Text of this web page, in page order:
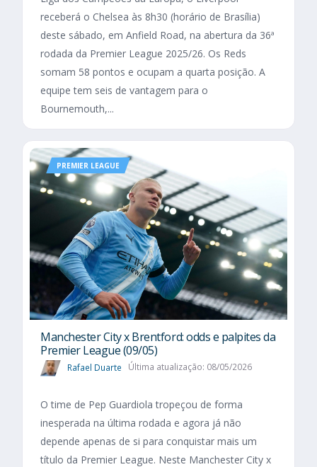
receberá o Chelsea às 8h30 (horário de Brasília)
deste sábado, em Anfield Road, na abertura da 36ª
rodada da Premier League 2025/26. Os Reds
somam 58 pontos e ocupam a quarta posição. A
equipe tem seis de vantagem para o
Bournemouth,...
PREMIER LEAGUE
Manchester City x Brentford: odds e palpites da
Premier League (09/05)
Rafael Duarte Última atualização: 08/05/2026
O time de Pep Guardiola tropeçou de forma
inesperada na última rodada e agora já não
depende apenas de si para conquistar mais um
título da Premier League. Neste Manchester City x